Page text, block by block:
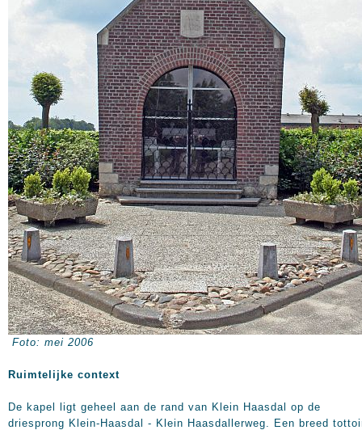
Foto: mei 2006
Ruimtelijke context
De kapel ligt geheel aan de rand van Klein Haasdal op de
driesprong Klein-Haasdal - Klein Haasdallerweg. Een breed